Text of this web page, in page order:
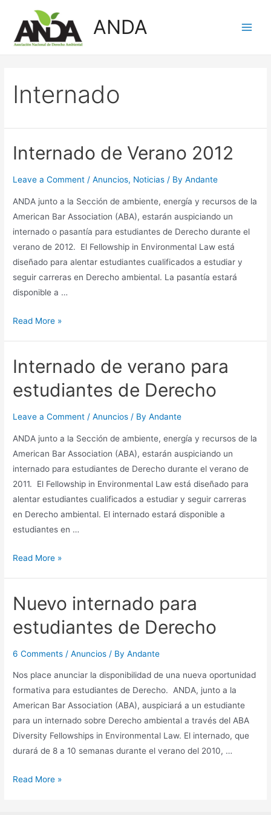
content
ANDA
Internado
Internado de Verano 2012
Leave a Comment /Anuncios, Noticias / ByAndante
ANDA junto a la Sección de ambiente, energía y recursos de la
American Bar Association (ABA), estarán auspiciando un
internado o pasantía para estudiantes de Derecho durante el
verano de 2012. El Fellowship in Environmental Law está
diseñado para alentar estudiantes cualificados a estudiar y
seguir carreras en Derecho ambiental. La pasantía estará
disponible a …
Internado
2012
Read More »
Internado de verano para
estudiantes de Derecho
Leave a Comment /Anuncios / ByAndante
ANDA junto a la Sección de ambiente, energía y recursos de la
American Bar Association (ABA), estarán auspiciando un
internado para estudiantes de Derecho durante el verano de
2011. El Fellowship in Environmental Law está diseñado para
alentar estudiantes cualificados a estudiar y seguir carreras
en Derecho ambiental. El internado estará disponible a
estudiantes en …
Internado
para
de
Read More »
Nuevo internado para
estudiantes de Derecho
6 Comments /Anuncios / ByAndante
Nos place anunciar la disponibilidad de una nueva oportunidad
formativa para estudiantes de Derecho. ANDA, junto a la
American Bar Association (ABA), auspiciará a un estudiante
para un internado sobre Derecho ambiental a través del ABA
Diversity Fellowships in Environmental Law. El internado, que
durará de 8 a 10 semanas durante el verano del 2010, …
Nuevo
Read More »